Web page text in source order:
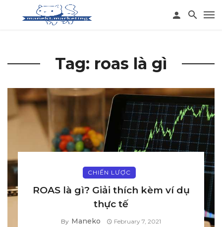
Tag: roas là gì
CHIẾN LƯỢC
ROAS là gì? Giải thích kèm ví dụ
thực tế
By Maneko February 7, 2021